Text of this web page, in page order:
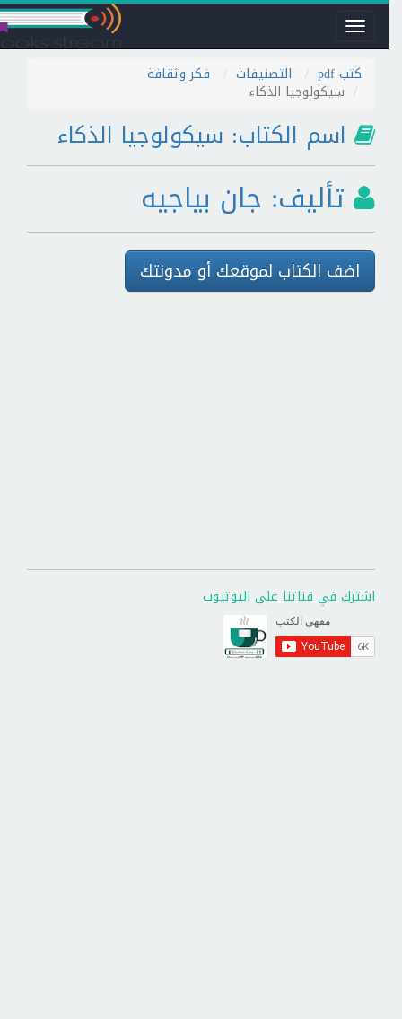
Toggle
navigation
كتب pdf
التصنيفات فكر وثقافة
سيكولوجيا الذكاء
اسم الكتاب: سيكولوجيا الذكاء
تأليف: جان بياجيه
اضف الكتاب لموقعك أو مدونتك
اشترك في قناتنا على اليوتيوب